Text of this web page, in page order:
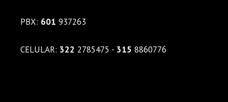
PBX: 601 937263
CELULAR: 322 2785475 - 315 8860776